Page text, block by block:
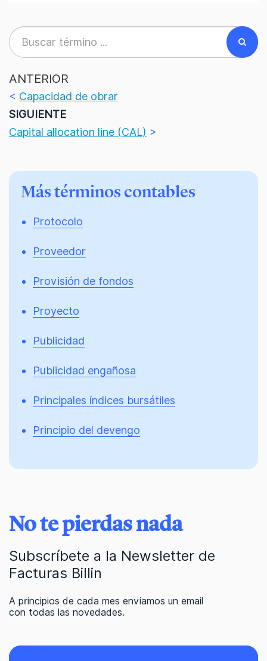
ANTERIOR
< Capacidad de obrar
SIGUIENTE
Capital allocation line (CAL) >
Más términos contables
Protocolo
Proveedor
Provisión de fondos
Proyecto
Publicidad
Publicidad engañosa
Principales índices bursátiles
Principio del devengo
No te pierdas nada
Subscríbete a la Newsletter de
Facturas Billin
A principios de cada mes enviamos un email
con todas las novedades.